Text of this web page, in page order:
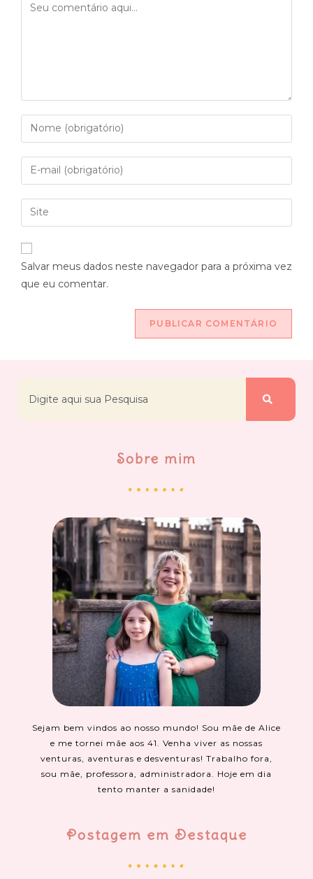
Salvar meus dados neste navegador para a próxima vez
que eu comentar.
Sobre mim
Sejam bem vindos ao nosso mundo! Sou mãe de Alice
e me tornei mãe aos 41. Venha viver as nossas
venturas, aventuras e desventuras! Trabalho fora,
sou mãe, professora, administradora. Hoje em dia
tento manter a sanidade!
Postagem em Destaque